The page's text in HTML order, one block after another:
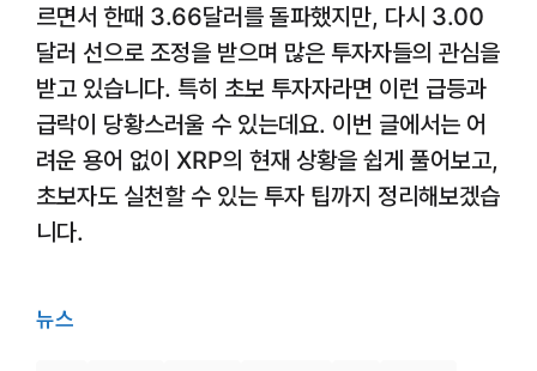
르면서 한때 3.66달러를 돌파했지만, 다시 3.00
달러 선으로 조정을 받으며 많은 투자자들의 관심을
받고 있습니다. 특히 초보 투자자라면 이런 급등과
급락이 당황스러울 수 있는데요. 이번 글에서는 어
려운 용어 없이 XRP의 현재 상황을 쉽게 풀어보고,
초보자도 실천할 수 있는 투자 팁까지 정리해보겠습
니다.
뉴스